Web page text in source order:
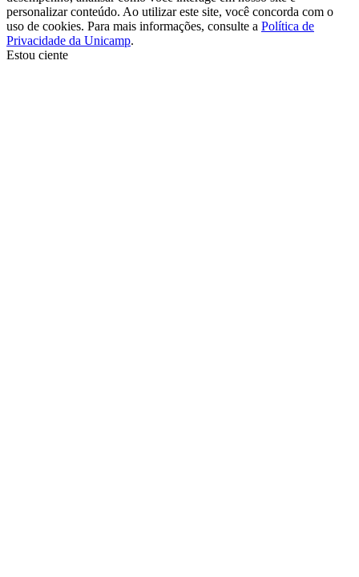
personalizar conteúdo. Ao utilizar este site, você concorda com o
uso de cookies. Para mais informações, consulte a Política de
Privacidade da Unicamp.
Estou ciente